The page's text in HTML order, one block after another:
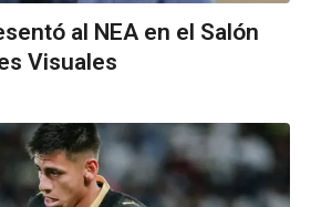
al NEA en el Salón
Visuales